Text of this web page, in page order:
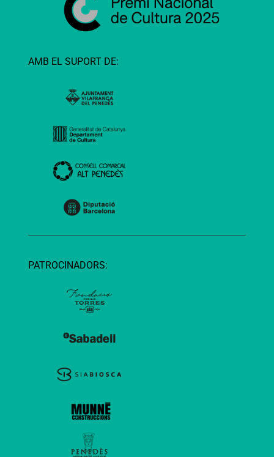
AMB EL SUPORT DE:
PATROCINADORS: